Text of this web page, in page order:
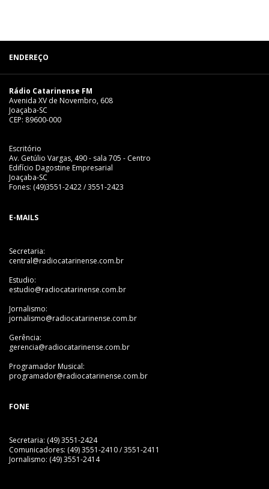
ENDEREÇO
Rádio Catarinense FM
Avenida XV de Novembro, 608
Joaçaba-SC
CEP: 89600-000
Escritório
Av. Getúlio Vargas, 490 - sala 705 - Centro
Edifício Dagostine Empresarial
Joaçaba-SC
Fones: (49)3551-2422 / 3551-2423
E-MAILS
Secretaria:
central@radiocatarinense.com.br
Estudio:
estudio@radiocatarinense.com.br
Jornalismo:
jornalismo@radiocatarinense.com.br
Gerência:
gerencia@radiocatarinense.com.br
Programador Musical:
programador@radiocatarinense.com.br
FONE
Secretaria: (49) 3551-2424
Comunicadores: (49) 3551-2410 / 3551-2411
Jornalismo: (49) 3551-2414